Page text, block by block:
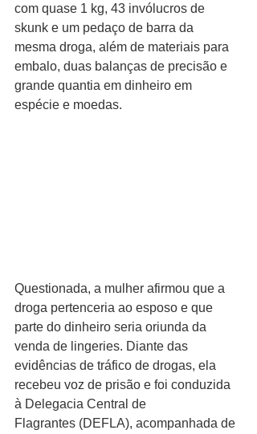
com quase 1 kg, 43 invólucros de
skunk e um pedaço de barra da
mesma droga, além de materiais para
embalo, duas balanças de precisão e
grande quantia em dinheiro em
espécie e moedas.
Questionada, a mulher afirmou que a
droga pertenceria ao esposo e que
parte do dinheiro seria oriunda da
venda de lingeries. Diante das
evidências de tráfico de drogas, ela
recebeu voz de prisão e foi conduzida
à Delegacia Central de
Flagrantes (DEFLA), acompanhada de